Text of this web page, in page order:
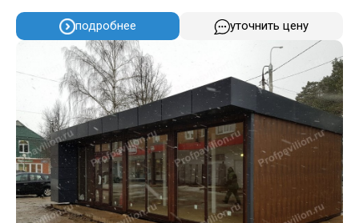
подробнее уточнить цену